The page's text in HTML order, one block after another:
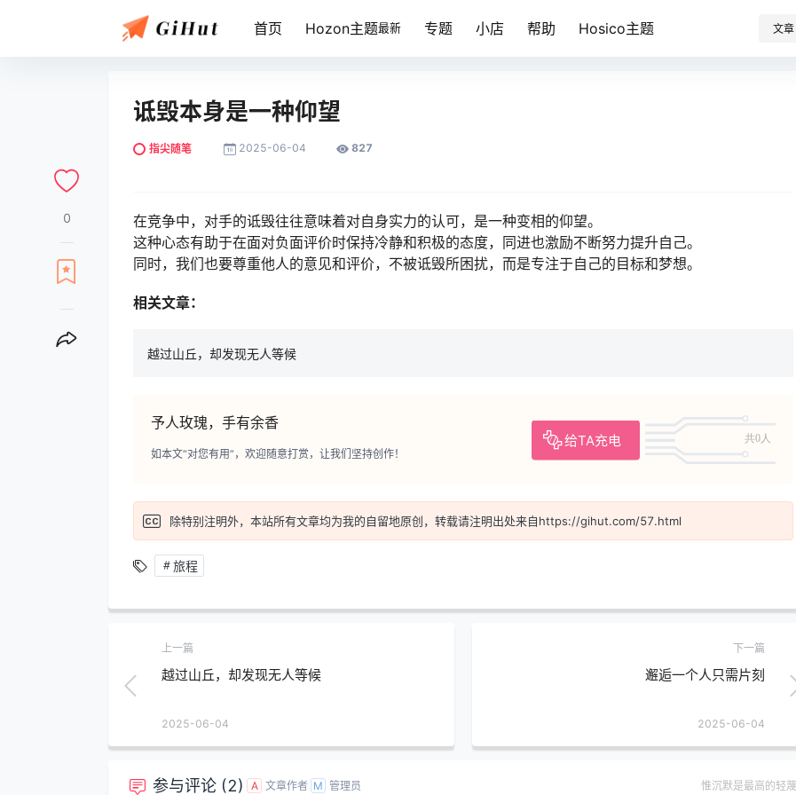
首页 Hozon主题最新 专题 小店 帮助 Hosico主题 文章
诋毁本身是一种仰望
指尖随笔 2025-06-04 827
在竞争中，对手的诋毁往往意味着对自身实力的认可，是一种变相的仰望。
这种心态有助于在面对负面评价时保持冷静和积极的态度，同进也激励不断努力提升自己。
同时，我们也要尊重他人的意见和评价，不被诋毁所困扰，而是专注于自己的目标和梦想。
相关文章：
越过山丘，却发现无人等候
予人玫瑰，手有余香
给TA充电 共0人
如本文“对您有用”，欢迎随意打赏，让我们坚持创作！
除特别注明外，本站所有文章均为我的自留地原创，转载请注明出处来自https://gihut.com/57.html
旅程
0
上一篇
越过山丘，却发现无人等候
2025-06-04
下一篇
邂逅一个人只需片刻
2025-06-04
参与评论 (2) A 文章作者 M 管理员 惟沉默是最高的轻蔑